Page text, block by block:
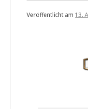
Veröffentlicht am 13.